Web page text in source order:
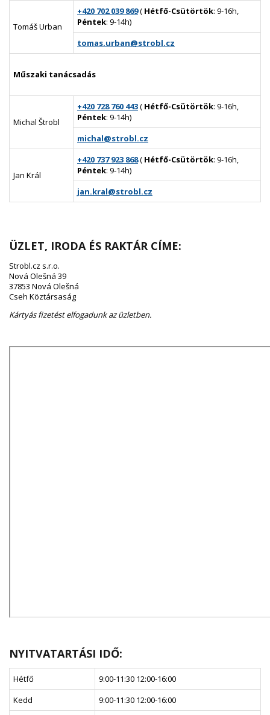
Tomáš Urban
+420 702 039 869( Hétfő-Csütörtök: 9-16h,
Péntek: 9-14h)
tomas.urban@strobl.cz
Műszaki tanácsadás
Michal Štrobl
+420 728 760 443( Hétfő-Csütörtök: 9-16h,
Péntek: 9-14h)
michal@strobl.cz
Jan Král
+420 737 923 868( Hétfő-Csütörtök: 9-16h,
Péntek: 9-14h)
jan.kral@strobl.cz
ÜZLET, IRODA ÉS RAKTÁR CÍME:
Strobl.cz s.r.o.
Nová Olešná 39
37853 Nová Olešná
Cseh Köztársaság
Kártyás fizetést elfogadunk az üzletben.
NYITVATARTÁSI IDŐ:
Hétfő
9:00-11:30 12:00-16:00
Kedd
9:00-11:30 12:00-16:00